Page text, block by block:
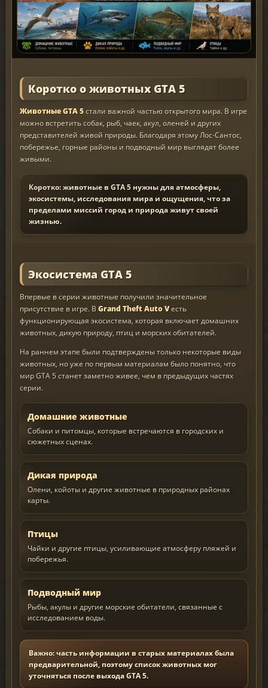
Коротко о животных GTA 5
Животные GTA 5стали важной частью открытого мира. В игре
можно встретить собак, рыб, чаек, акул, оленей и других
представителей живой природы. Благодаря этому Лос-Сантос,
побережье, горные районы и подводный мир выглядят более
живыми.
Коротко: животные в GTA 5 нужны для атмосферы,
экосистемы, исследования мира и ощущения, что за
пределами миссий город и природа живут своей
жизнью.
Экосистема GTA 5
Впервые в серии животные получили значительное
присутствие в игре. В Grand Theft Auto Vесть
функционирующая экосистема, которая включает домашних
животных, дикую природу, птиц и морских обитателей.
На раннем этапе были подтверждены только некоторые виды
животных, но уже по первым материалам было понятно, что
мир GTA 5 станет заметно живее, чем в предыдущих частях
серии.
Домашние животные
Собаки и питомцы, которые встречаются в городских и
сюжетных сценах.
Дикая природа
Олени, койоты и другие животные в природных районах
карты.
Птицы
Чайки и другие птицы, усиливающие атмосферу пляжей и
побережья.
Подводный мир
Рыбы, акулы и другие морские обитатели, связанные с
исследованием воды.
Важно: часть информации в старых материалах была
предварительной, поэтому список животных мог
уточняться после выхода GTA 5.